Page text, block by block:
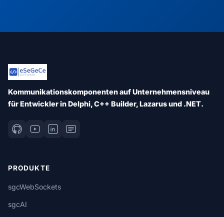
Kommunikationskomponenten auf Unternehmensniveau
für Entwickler in Delphi, C++ Builder, Lazarus und .NET.
PRODUKTE
sgcWebSockets
sgcAI